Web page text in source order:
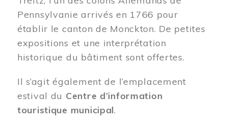
Pennsylvanie arrivés en 1766 pour
établir le canton de Monckton. De petites
expositions et une interprétation
historique du bâtiment sont offertes.
Il s’agit également de l’emplacement
estival du Centre d’information
touristique municipal.